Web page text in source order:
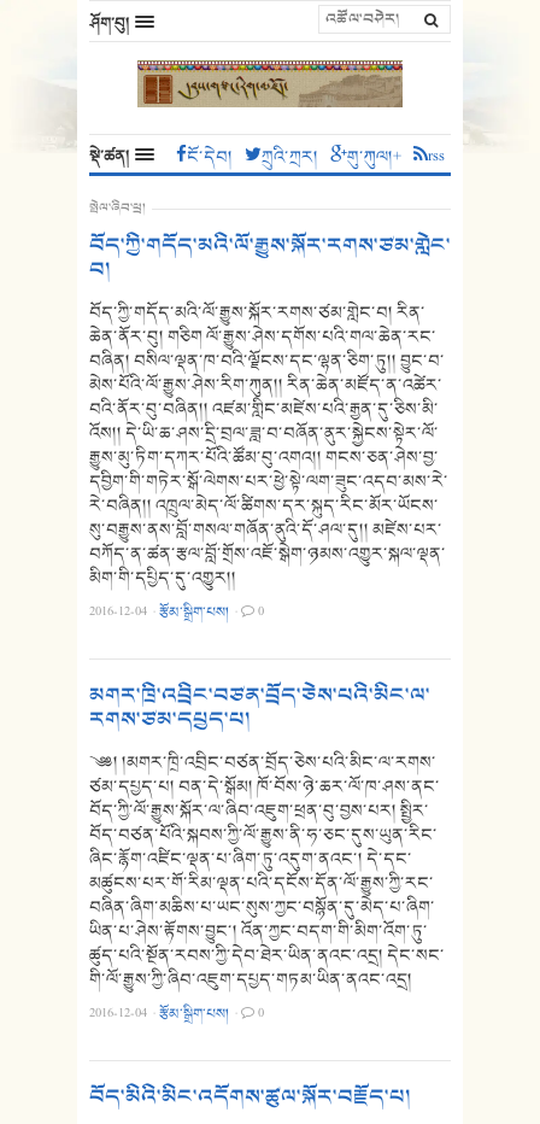
ཤོག་བུ།
སྡེ་ཚན། ངོ་དེབ། ཀྲུའི་ཀྲར། གུ་ཀུལ།+ rss
སྤེལ་ཞིབ་ཕྲ།
བོད་ཀྱི་གདོད་མའི་ལོ་རྒྱུས་སྐོར་རགས་ཙམ་གླེང་
བ།
བོད་ཀྱི་གདོད་མའི་ལོ་རྒྱུས་སྐོར་རགས་ཙམ་གླེང་བ། རིན་
ཆེན་ནོར་བུ། གཅིག ལོ་རྒྱུས་ཤེས་དགོས་པའི་གལ་ཆེན་རང་
བཞིན། བསིལ་ལྡན་ཁ་བའི་ལྗོངས་དང་ལྷན་ཅིག་ཏུ།། བྱུང་བ་
མེས་པོའི་ལོ་རྒྱུས་ཤེས་རིག་ཀུན།། རིན་ཆེན་མཛོད་ན་འཚེར་
བའི་ནོར་བུ་བཞིན།། འཛམ་གླིང་མཛེས་པའི་རྒྱན་དུ་ཅིས་མི་
འོས།། དེ་ཡི་ཆ་ཤས་དྲི་བྲལ་ཟླ་བ་བཞོན་ནུར་སྐྱེངས་སྟེར་ལོ་
རྒྱུས་མུ་ཏིག་དཀར་པོའི་ཚོམ་བུ་འགའ།། གངས་ཅན་ཤེས་བྱ་
དབྱིག་གི་གཏེར་སྒོ་ལེགས་པར་ཕྱེ་སྟེ་ལག་ཟུང་འདབ་མས་རེ་
རེ་བཞིན།། འཁྲུལ་མེད་ལོ་ཚིགས་དར་སྐུད་རིང་མོར་ཡོངས་
སུ་བརྒྱུས་ནས་བློ་གསལ་གཞོན་ནུའི་དོ་ཤལ་དུ།། མཛེས་པར་
བཀོད་ན་ཚན་རྩལ་བློ་གྲོས་འཇོ་སྒེག་ཉམས་འགྱུར་སྐལ་ལྡན་
མིག་གི་དཔྱིད་དུ་འགྱུར།།
2016-12-04 ·རྩོམ་སྒྲིག་པས། · 0
མགར་ཁྲི་འབྲིང་བཙན་བྲོད་ཅེས་པའི་མིང་ལ་
རགས་ཙམ་དཔྱད་པ།
༄༅། །མགར་ཁྲི་འབྲིང་བཙན་བྲོད་ཅེས་པའི་མིང་ལ་རགས་
ཙམ་དཔྱད་པ། བན་དེ་སྒོམ། ཁོ་བོས་ཉེ་ཆར་ལོ་ཁ་ཤས་ནང་
བོད་ཀྱི་ལོ་རྒྱུས་སྐོར་ལ་ཞིབ་འཇུག་ཕྲན་བུ་བྱས་པར། སྤྱིར་
བོད་བཙན་པོའི་སྐབས་ཀྱི་ལོ་རྒྱུས་ནི་ཧ་ཅང་དུས་ཡུན་རིང་
ཞིང་རྙོག་འཛིང་ལྡན་པ་ཞིག་ཏུ་འདུག་ནའང་། དེ་དང་
མཚུངས་པར་གོ་རིམ་ལྡན་པའི་དངོས་དོན་ལོ་རྒྱུས་ཀྱི་རང་
བཞིན་ཞིག་མཆིས་པ་ཡང་སུས་ཀྱང་བསྙོན་དུ་མེད་པ་ཞིག་
ཡིན་པ་ཤེས་རྟོགས་བྱུང་། འོན་ཀྱང་བདག་གི་མིག་འོག་ཏུ་
ཚུད་པའི་སྔོན་རབས་ཀྱི་དེབ་ཐེར་ཡིན་ནའང་འདྲ། དེང་སང་
གི་ལོ་རྒྱུས་ཀྱི་ཞིབ་འཇུག་དཔྱད་གཏམ་ཡིན་ནའང་འདྲ།
2016-12-04 ·རྩོམ་སྒྲིག་པས། · 0
བོད་མིའི་མིང་འདོགས་ཚུལ་སྐོར་བརྗོད་པ།